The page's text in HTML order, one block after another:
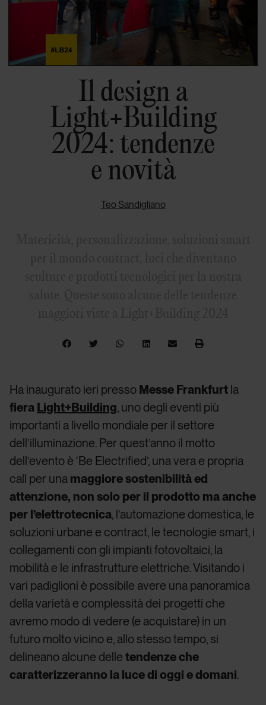
Il design a
Light+Building
2024: tendenze
e novità
Teo Sandigliano
Ha inaugurato ieri presso Messe Frankfurt la
fiera Light+Building, uno degli eventi più
importanti a livello mondiale per il settore
dell’illuminazione. Per quest’anno il motto
dell’evento è ‘Be Electrified’, una vera e propria
call per una maggiore sostenibilità ed
attenzione, non solo per il prodotto ma anche
per l’elettrotecnica, l’automazione domestica, le
soluzioni urbane e contract, le tecnologie smart, i
collegamenti con gli impianti fotovoltaici, la
mobilità e le infrastrutture elettriche. Visitando i
vari padiglioni è possibile avere una panoramica
della varietà e complessità dei progetti che
avremo modo di vedere (e acquistare) in un
futuro molto vicino e, allo stesso tempo, si
delineano alcune delletendenze che
caratterizzeranno la luce di oggi e domani.